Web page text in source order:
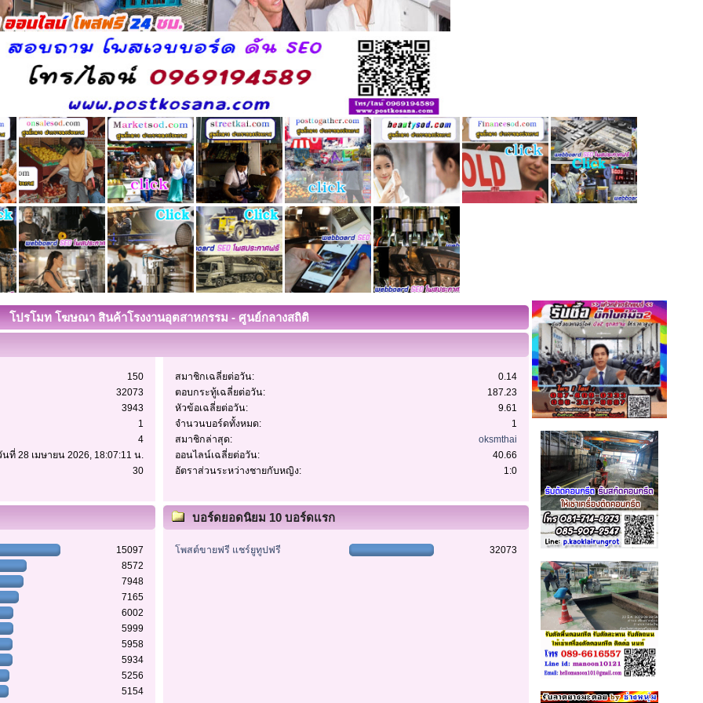
โปรโมท โฆษณา สินค้าโรงงานอุตสาหกรรม - ศูนย์กลางสถิติ
150
32073
3943
1
4
นที่ 28 เมษายน 2026, 18:07:11 น.
30
สมาชิกเฉลี่ยต่อวัน:
0.14
ตอบกระทู้เฉลี่ยต่อวัน:
187.23
หัวข้อเฉลี่ยต่อวัน:
9.61
จำนวนบอร์ดทั้งหมด:
1
สมาชิกล่าสุด:
oksmthai
ออนไลน์เฉลี่ยต่อวัน:
40.66
อัตราส่วนระหว่างชายกับหญิง:
1:0
15097
8572
7948
7165
6002
5999
5958
5934
5256
5154
บอร์ดยอดนิยม 10 บอร์ดแรก
โพสต์ขายฟรี แชร์ยูทูปฟรี 32073